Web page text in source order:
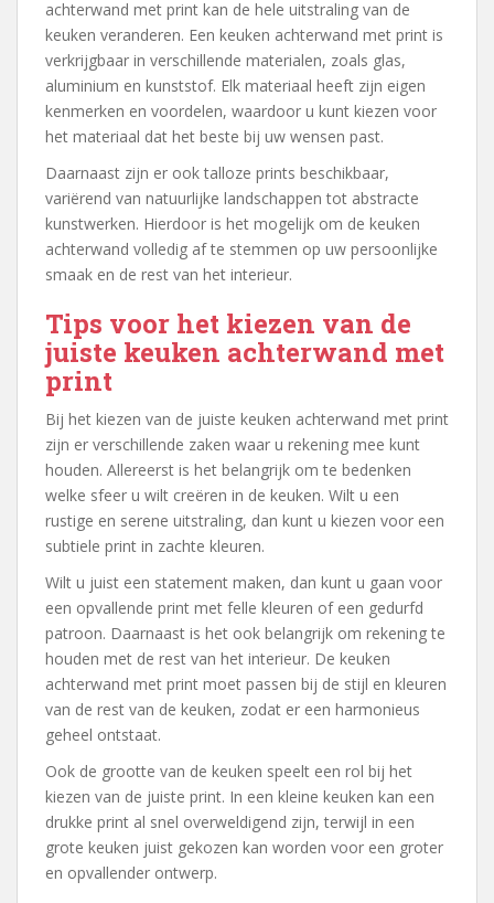
achterwand met print kan de hele uitstraling van de
keuken veranderen. Een keuken achterwand met print is
verkrijgbaar in verschillende materialen, zoals glas,
aluminium en kunststof. Elk materiaal heeft zijn eigen
kenmerken en voordelen, waardoor u kunt kiezen voor
het materiaal dat het beste bij uw wensen past.
Daarnaast zijn er ook talloze prints beschikbaar,
variërend van natuurlijke landschappen tot abstracte
kunstwerken. Hierdoor is het mogelijk om de keuken
achterwand volledig af te stemmen op uw persoonlijke
smaak en de rest van het interieur.
Tips voor het kiezen van de
juiste keuken achterwand met
print
Bij het kiezen van de juiste keuken achterwand met print
zijn er verschillende zaken waar u rekening mee kunt
houden. Allereerst is het belangrijk om te bedenken
welke sfeer u wilt creëren in de keuken. Wilt u een
rustige en serene uitstraling, dan kunt u kiezen voor een
subtiele print in zachte kleuren.
Wilt u juist een statement maken, dan kunt u gaan voor
een opvallende print met felle kleuren of een gedurfd
patroon. Daarnaast is het ook belangrijk om rekening te
houden met de rest van het interieur. De keuken
achterwand met print moet passen bij de stijl en kleuren
van de rest van de keuken, zodat er een harmonieus
geheel ontstaat.
Ook de grootte van de keuken speelt een rol bij het
kiezen van de juiste print. In een kleine keuken kan een
drukke print al snel overweldigend zijn, terwijl in een
grote keuken juist gekozen kan worden voor een groter
en opvallender ontwerp.